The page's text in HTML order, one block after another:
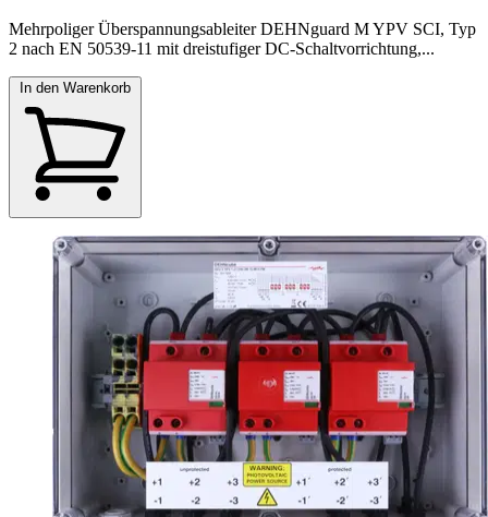
Mehrpoliger Überspannungsableiter DEHNguard M YPV SCI, Typ
2 nach EN 50539-11 mit dreistufiger DC-Schaltvorrichtung,...
In den Warenkorb